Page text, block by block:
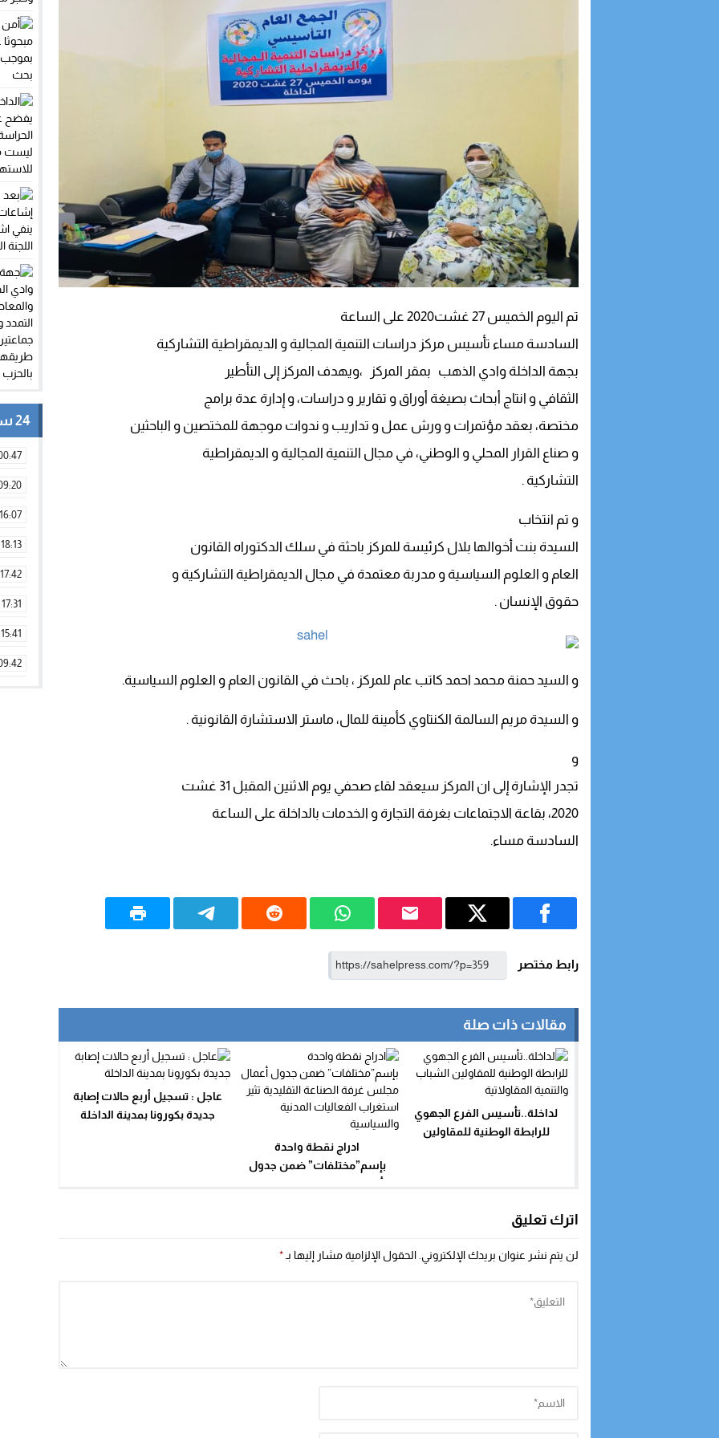
إنجاز جديد للأمن الوطني.. اعتماد دولي يعزز مكانة الشرطة العلمية المغربية
أمن الداخلة يوقف مبحوثا عنه وطنيا بموجب سبع مذكرات بحث
الداخلة.. مواطن يفضح غياب صيدليات الحراسة: حياة المرضى ليست مجالا للاستهتار
وفد أمريكي رفيع يحل بمقر المينورسو في العيون قبل جلسة مجلس الأمن
تم اليوم الخميس 27 غشت2020 على الساعة
السادسة مساء تأسيس مركز دراسات التنمية المجالية و الديمقراطية التشاركية
بجهة الداخلة وادي الذهب بمقر المركز ،ويهدف المركز إلى التأطير
الثقافي و انتاج أبحاث بصيغة أوراق و تقارير و دراسات، و إدارة عدة برامج
مختصة، بعقد مؤتمرات و ورش عمل و تداريب و ندوات موجهة للمختصين و الباحثين
و صناع القرار المحلي و الوطني، في مجال التنمية المجالية و الديمقراطية
التشاركية .
و تم انتخاب
السيدة بنت أخوالها بلال كرئيسة للمركز باحثة في سلك الدكتوراه القانون
العام و العلوم السياسية و مدربة معتمدة في مجال الديمقراطية التشاركية و
حقوق الإنسان .
و السيد حمنة محمد احمد كاتب عام للمركز ، باحث في القانون العام و العلوم السياسية.
و السيدة مريم السالمة الكنتاوي كأمينة للمال، ماستر الاستشارة القانونية .
و
تجدر الإشارة إلى ان المركز سيعقد لقاء صحفي يوم الاثنين المقبل 31 غشت
2020، بقاعة الاجتماعات بغرفة التجارة و الخدمات بالداخلة على الساعة
السادسة مساء.
رابط مختصر
مقالات ذات صلة
لداخلة..تأسيس الفرع الجهوي
للرابطة الوطنية للمقاولين
ادراج نقطة واحدة
بإسم”مختلفات” ضمن جدول
عاجل : تسجيل أربع حالات إصابة
جديدة بكورونا بمدينة الداخلة
اترك تعليق
لن يتم نشر عنوان بريدك الإلكتروني. الحقول الإلزامية مشار إليها بـ *
24 ساعة
16:07
18:13
17:42
17:31
15:41